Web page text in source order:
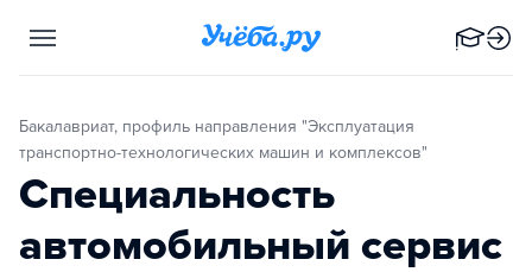
Бакалавриат, профиль направления "Эксплуатация
транспортно-технологических машин и комплексов"
Специальность
автомобильный сервис